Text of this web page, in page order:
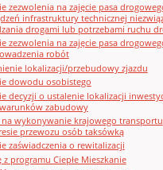
zezwolenia na zajęcie pasa
infrastruktury technicznej
drogami lub potrzebami ruchu
zezwolenia na zajęcie pasa
robót
lokalizacji/przebudowy zjazdu
dowodu osobistego
decyzji o ustalenie lokalizacji
zabudowy
na wykonywanie krajowego transportu
przewozu osób taksówką
zaświadczenia o rewitalizacji
programu Ciepłe Mieszkanie